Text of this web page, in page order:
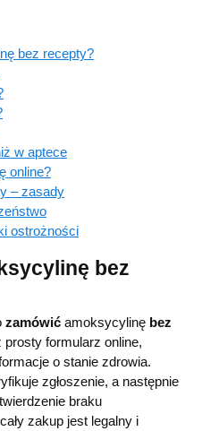
bez recepty?
w aptece
online?
– zasady
ostrożności
bez
zamówić amoksycylinę bez
prosty formularz online,
o stanie zdrowia.
zgłoszenie, a następnie
braku
zakup jest legalny i